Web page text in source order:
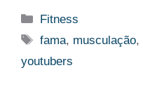
Categorias
Fitness
Etiquetas
fama, musculação,
youtubers